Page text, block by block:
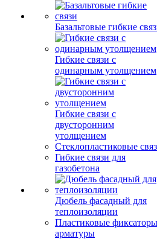
Базальтовые гибкие
Гибкие связи с
одинарным утолщением
Гибкие связи с
двусторонним
утолщением
Стеклопластиковые
Гибкие связи для
газобетона
Дюбель фасадный для
теплоизоляции
Пластиковые фиксаторы
арматуры